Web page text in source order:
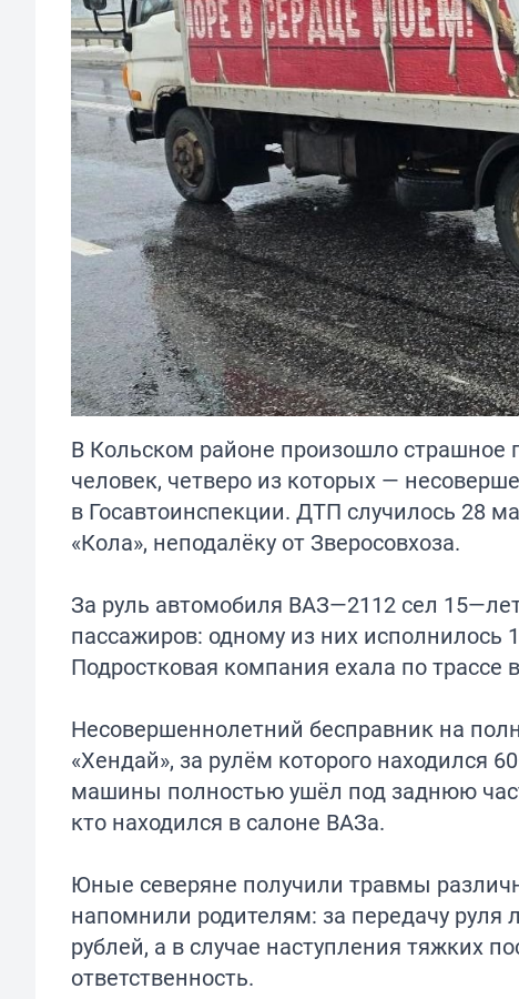
В Кольском районе произошло страшное
человек, четверо из которых —
в Госавтоинспекции. ДТП случилось 28
«Кола», неподалёку от Зверосовхоза.
За руль автомобиля ВАЗ—2112 сел
пассажиров: одному из них исполнилось
Подростковая компания ехала по трассе
Несовершеннолетний бесправник на
«Хендай», за рулём которого находился
машины полностью ушёл под заднюю
кто находился в салоне ВАЗа.
Юные северяне получили травмы
напомнили родителям: за передачу руля
рублей, а в случае наступления тяжких
ответственность.